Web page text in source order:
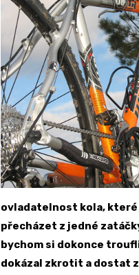
ovladatelnost kola, které
přecházet z jedné
bychom si dokonce
dokázal zkrotit a dostat